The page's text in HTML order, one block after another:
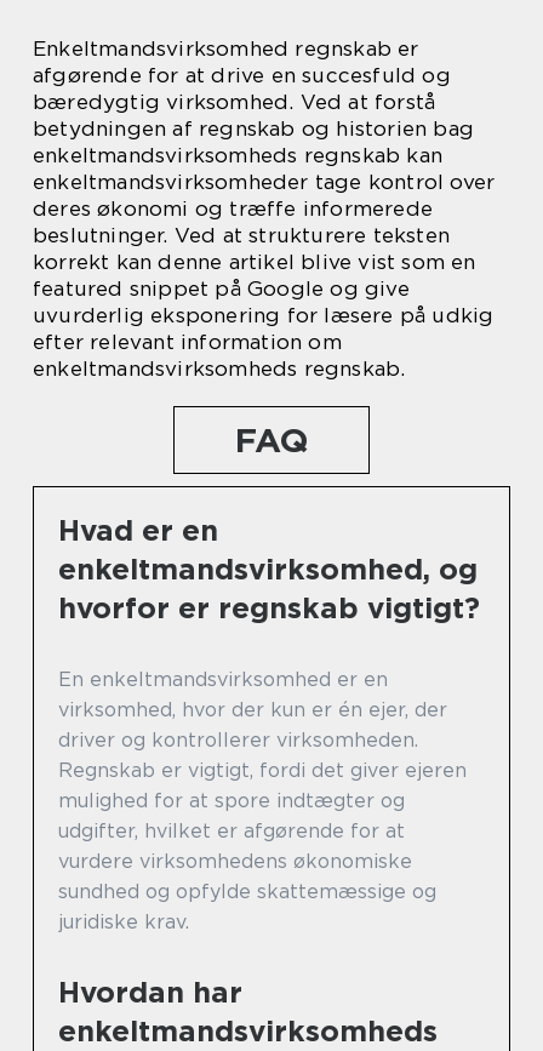
Enkeltmandsvirksomhed regnskab er
afgørende for at drive en succesfuld og
bæredygtig virksomhed. Ved at forstå
betydningen af regnskab og historien bag
enkeltmandsvirksomheds regnskab kan
enkeltmandsvirksomheder tage kontrol over
deres økonomi og træffe informerede
beslutninger. Ved at strukturere teksten
korrekt kan denne artikel blive vist som en
featured snippet på Google og give
uvurderlig eksponering for læsere på udkig
efter relevant information om
enkeltmandsvirksomheds regnskab.
FAQ
Hvad er en
enkeltmandsvirksomhed, og
hvorfor er regnskab vigtigt?
En enkeltmandsvirksomhed er en
virksomhed, hvor der kun er én ejer, der
driver og kontrollerer virksomheden.
Regnskab er vigtigt, fordi det giver ejeren
mulighed for at spore indtægter og
udgifter, hvilket er afgørende for at
vurdere virksomhedens økonomiske
sundhed og opfylde skattemæssige og
juridiske krav.
Hvordan har
enkeltmandsvirksomheds